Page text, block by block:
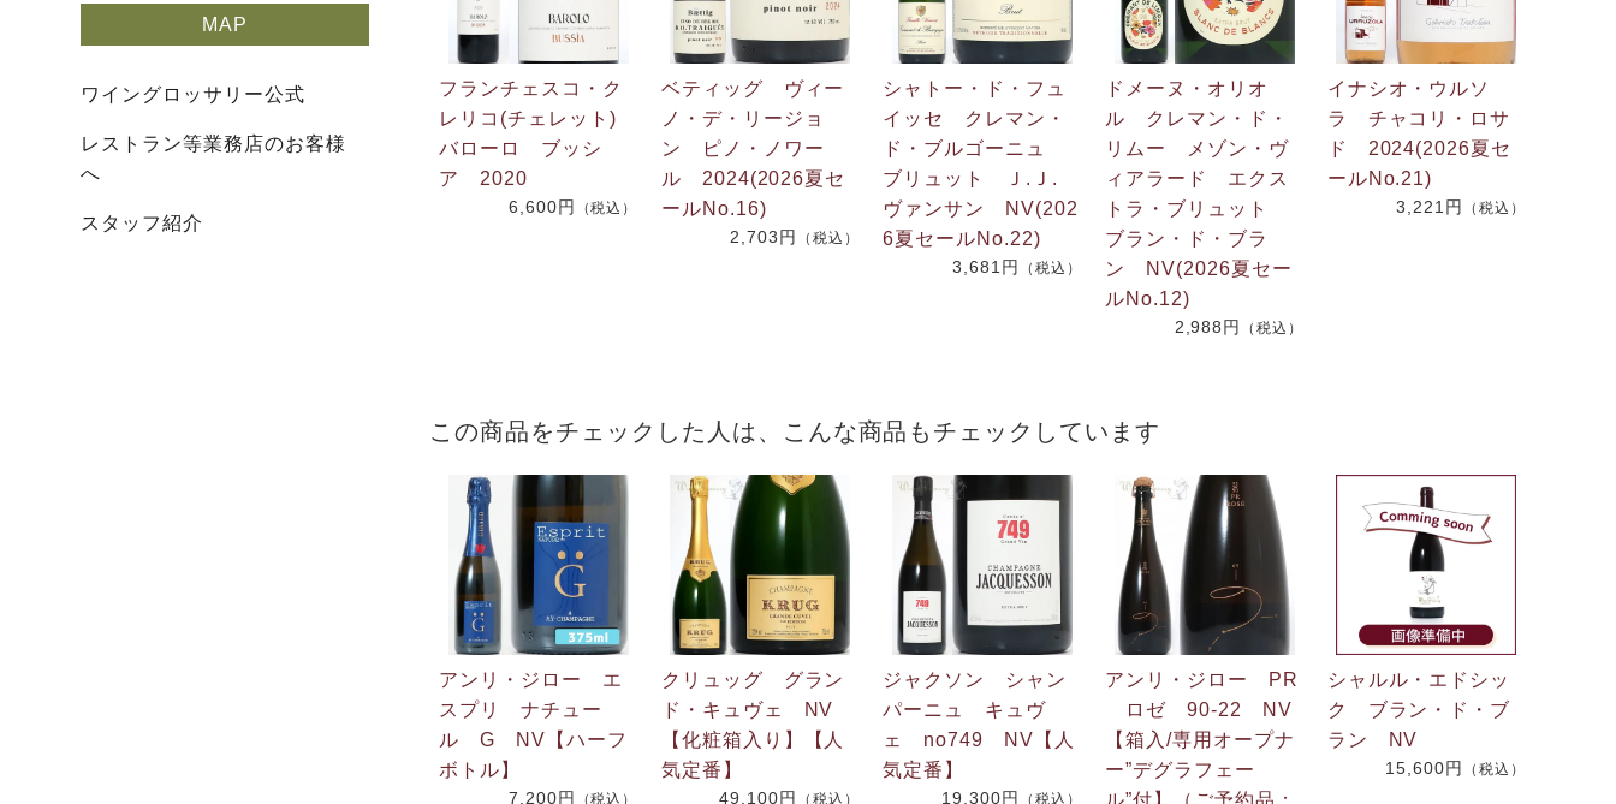
MAP
ワイングロッサリー公式
レストラン等業務店のお客様
へ
スタッフ紹介
フランチェスコ・ク
レリコ(チェレット)
バローロ ブッシ
ア 2020
6,600円 （税込）
ベティッグ ヴィー
ノ・デ・リージョ
ン ピノ・ノワー
ル 2024(2026夏セ
ールNo.16)
2,703円 （税込）
シャトー・ド・フュ
イッセ クレマン・
ド・ブルゴーニュ
ブリュット Ｊ.Ｊ.
ヴァンサン NV(202
6夏セールNo.22)
3,681円 （税込）
ドメーヌ・オリオ
ル クレマン・ド・
リムー メゾン・ヴ
ィアラード エクス
トラ・ブリュット
ブラン・ド・ブラ
ン NV(2026夏セー
ルNo.12)
2,988円 （税込）
イナシオ・ウルソ
ラ チャコリ・ロサ
ド 2024(2026夏セ
ールNo.21)
3,221円 （税込）
この商品をチェックした人は、こんな商品もチェックしています
アンリ・ジロー エ
スプリ ナチュー
ル G NV【ハーフ
ボトル】
7,200円 （税込）
クリュッグ グラン
ド・キュヴェ NV
【化粧箱入り】【人
気定番】
49,100円 （税込）
ジャクソン シャン
パーニュ キュヴ
ェ no749 NV【人
気定番】
19,300円 （税込）
アンリ・ジロー PR
ロゼ 90-22 NV
【箱入/専用オープナ
ー”デグラフェー
ル”付】（ご予約品：
シャルル・エドシッ
ク ブラン・ド・ブ
ラン NV
15,600円 （税込）